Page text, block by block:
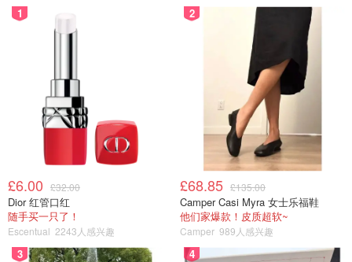
1
£6.00 £32.00
Dior 红管口红
随手买一只了！
Escentual 2243人感兴趣
2
£68.85 £135.00
Camper Casi Myra 女士乐福鞋
他们家爆款！皮质超软~
Camper 989人感兴趣
3 4